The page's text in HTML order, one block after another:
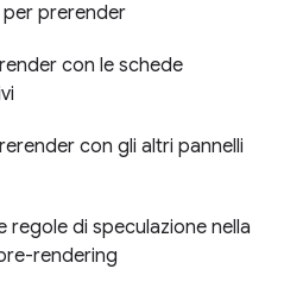
per prerender
con le schede
con gli altri pannelli
regole di speculazione nella
rendering